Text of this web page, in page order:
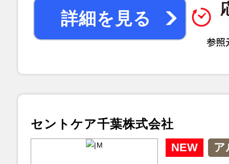
詳細を見る
セントケア千葉株式会社
NEW ア